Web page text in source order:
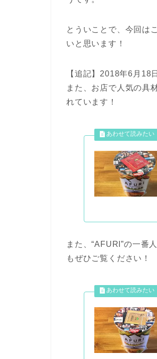
とういことで、今回は
いと思います！
【追記】2018年6月18
また、お店で人気の具
れています！
また、“AFURI”の一番
もぜひご覧ください！